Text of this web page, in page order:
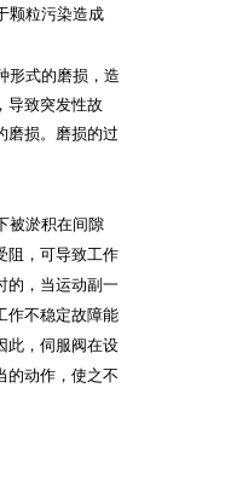
颗粒污染造成
形式的磨损，造
导致突发性故
磨损。磨损的过
被淤积在间隙
阻，可导致工作
的，当运动副一
作不稳定故障能
此，伺服阀在设
的动作，使之不